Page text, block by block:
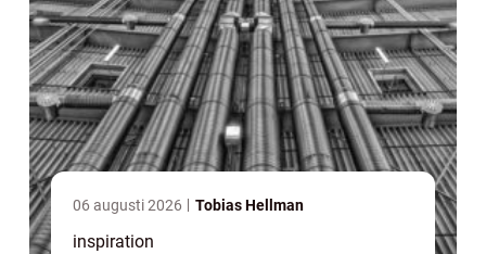
06 augusti 2026 Tobias Hellman
inspiration